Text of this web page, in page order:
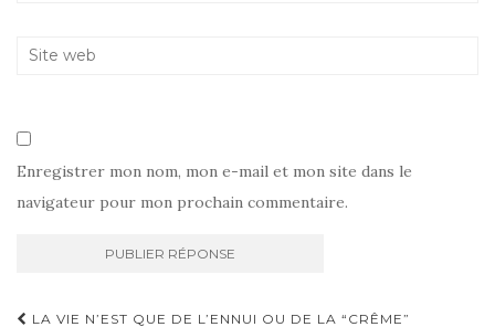
Enregistrer mon nom, mon e-mail et mon site dans le
navigateur pour mon prochain commentaire.
LA VIE N’EST QUE DE L’ENNUI OU DE LA “CRÊME”